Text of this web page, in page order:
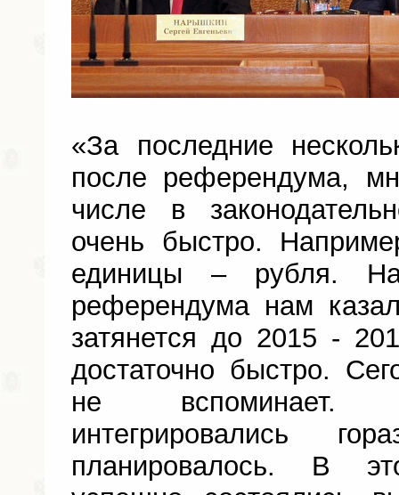
«За последние
после референдума,
числе в
очень быстро.
единицы – рубля. На
референдума нам
затянется до 2015 -
достаточно быстро.
не вспоминает.
интегрировались
планировалось. В